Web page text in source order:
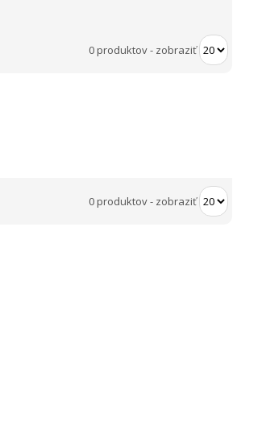
0 produktov- zobraziť
0 produktov- zobraziť